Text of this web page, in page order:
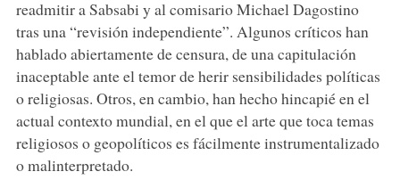
readmitir a Sabsabi y al comisario Michael Dagostino
tras una “revisión independiente”. Algunos críticos han
hablado abiertamente de censura, de una capitulación
inaceptable ante el temor de herir sensibilidades políticas
o religiosas. Otros, en cambio, han hecho hincapié en el
actual contexto mundial, en el que el arte que toca temas
religiosos o geopolíticos es fácilmente instrumentalizado
o malinterpretado.